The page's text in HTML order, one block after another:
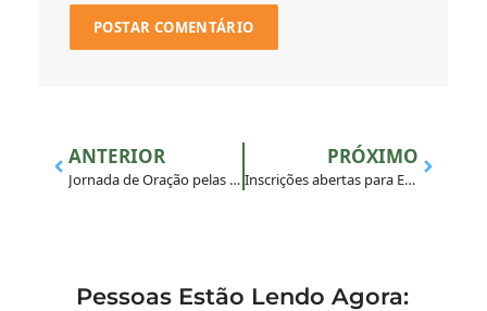
ANTERIOR
Jornada de Oração pelas Vocações convida fiéis a refletirem sobre o discernimento pessoal
PRÓXIMO
Inscrições abertas para Especialização em Juventude
Pessoas Estão Lendo Agora: